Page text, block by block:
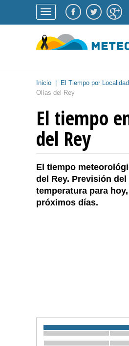
Inicio El Tiempo por
Olías del Rey
El tiempo
del Rey
El tiempo
del Rey. Previsión
temperatura para
próximos días.